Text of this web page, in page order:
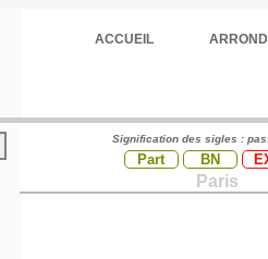
ACCUEIL
Signification des sigles :
Part BN
Paris